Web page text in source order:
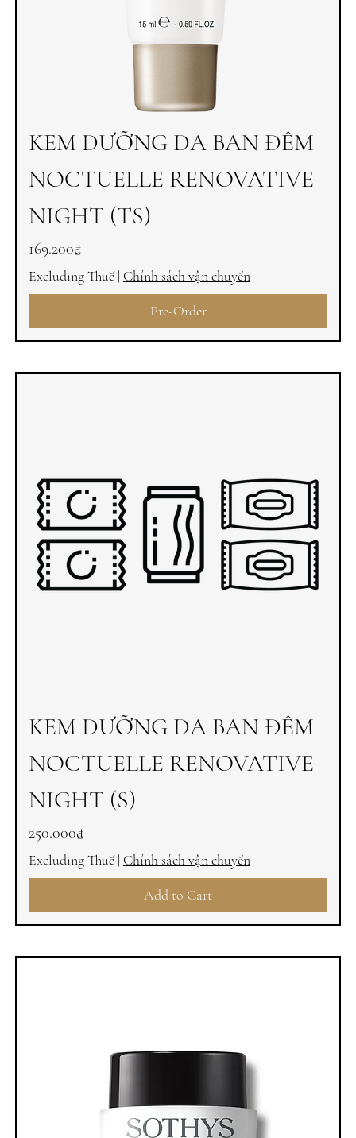
KEM DƯỠNG DA BAN ĐÊM
NOCTUELLE RENOVATIVE
NIGHT (TS)
Price
169.200₫
Excluding Thuế| Chính sách vận chuyển
Pre-Order
KEM DƯỠNG DA BAN ĐÊM
NOCTUELLE RENOVATIVE
NIGHT (S)
Price
250.000₫
Excluding Thuế| Chính sách vận chuyển
Add to Cart